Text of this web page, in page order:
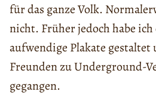
für das ganze Volk.
nicht. Früher jedoch habe
aufwendige Plakate
Freunden zu Underground-
gegangen.